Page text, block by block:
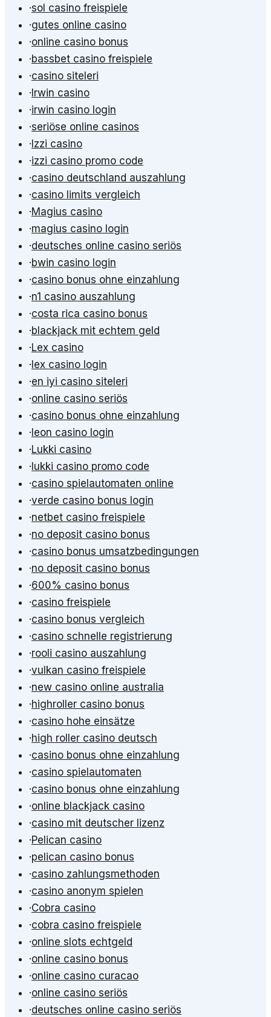
·sol casino freispiele
·gutes online casino
·online casino bonus
·bassbet casino freispiele
·casino siteleri
· Irwin casino
·irwin casino login
·seriöse online casinos
· Izzi casino
·izzi casino promo code
·casino deutschland auszahlung
·casino limits vergleich
·Magius casino
·magius casino login
·deutsches online casino seriös
·bwin casino login
·casino bonus ohne einzahlung
·n1 casino auszahlung
·costa rica casino bonus
·blackjack mit echtem geld
·Lex casino
· lex casino login
·en iyi casino siteleri
·online casino seriös
·casino bonus ohne einzahlung
· leon casino login
·Lukki casino
· lukki casino promo code
·casino spielautomaten online
·verde casino bonus login
·netbet casino freispiele
·no deposit casino bonus
·casino bonus umsatzbedingungen
·no deposit casino bonus
·600% casino bonus
·casino freispiele
·casino bonus vergleich
·casino schnelle registrierung
·rooli casino auszahlung
·vulkan casino freispiele
·new casino online australia
·highroller casino bonus
·casino hohe einsätze
·high roller casino deutsch
·casino bonus ohne einzahlung
·casino spielautomaten
·casino bonus ohne einzahlung
·online blackjack casino
·casino mit deutscher lizenz
·Pelican casino
·pelican casino bonus
·casino zahlungsmethoden
·casino anonym spielen
·Cobra casino
·cobra casino freispiele
·online slots echtgeld
·online casino bonus
·online casino curacao
·online casino seriös
·deutsches online casino seriös